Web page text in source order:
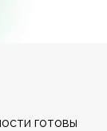
готовы